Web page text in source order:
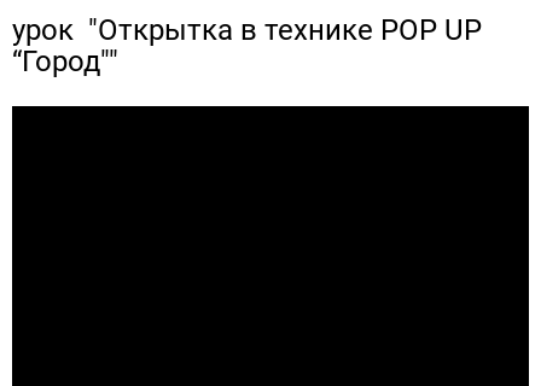
урок "Открытка в технике POP UP
“Город""